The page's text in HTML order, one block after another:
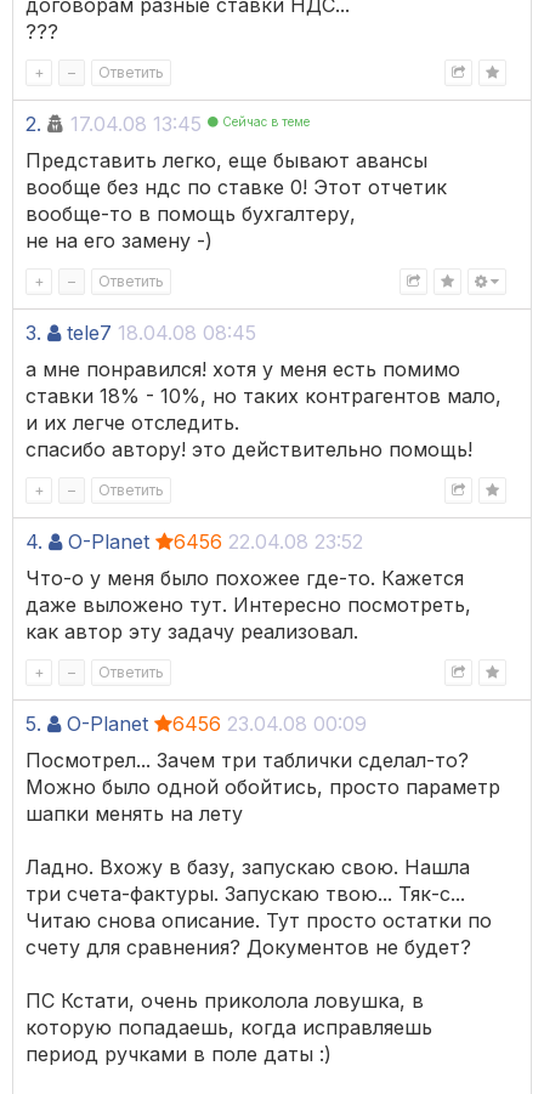
договорам разные ставки НДС...
???
+ – Ответить
2. 17.04.08 13:45 Сейчас в теме
Представить легко, еще бывают авансы
вообще без ндс по ставке 0! Этот отчетик
вообще-то в помощь бухгалтеру,
не на его замену -)
+ – Ответить
3. tele7 18.04.08 08:45
а мне понравился! хотя у меня есть помимо
ставки 18% - 10%, но таких контрагентов мало,
и их легче отследить.
спасибо автору! это действительно помощь!
+ – Ответить
4. O-Planet 6456 22.04.08 23:52
Что-о у меня было похожее где-то. Кажется
даже выложено тут. Интересно посмотреть,
как автор эту задачу реализовал.
+ – Ответить
5. O-Planet 6456 23.04.08 00:09
Посмотрел... Зачем три таблички сделал-то?
Можно было одной обойтись, просто параметр
шапки менять на лету
Ладно. Вхожу в базу, запускаю свою. Нашла
три счета-фактуры. Запускаю твою... Тяк-с...
Читаю снова описание. Тут просто остатки по
счету для сравнения? Документов не будет?
ПС Кстати, очень приколола ловушка, в
которую попадаешь, когда исправляешь
период ручками в поле даты :)